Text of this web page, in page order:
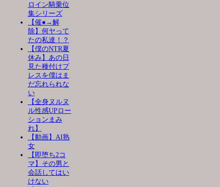
ロイン騎乗位
集シリーズ
【催●→解
除】何ヤって
たの私達！？
【僕のNTR夏
休み】あの日
見た種付けプ
レスを僕はま
だ忘れられな
い
【全身ヌルヌ
ル性感UPロー
ションまみ
れ】
【動画】AI熟
女
【即堕ち2コ
マ】その男と
会話してはい
けない